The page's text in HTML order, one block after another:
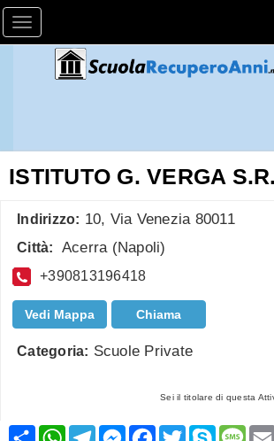
Toggle navigation
ISTITUTO G. VERGA
Indirizzo: 10, Via Venezia 80011
Città: Acerra (Napoli)
+390813196418
Vedi Mappa Chiama
Categoria: Scuole Private
Sei il titolare di questa
CondividiWhatsApp
TelegramMessenger
Facebook
TwitterSkype